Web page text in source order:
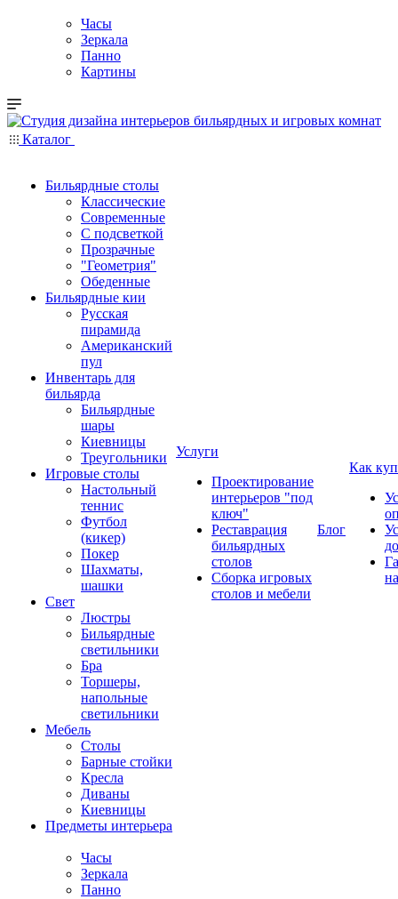
Часы
Зеркала
Панно
Картины
Каталог
Бильярдные столы
Классические
Современные
С подсветкой
Прозрачные
"Геометрия"
Обеденные
Бильярдные кии
Русская
пирамида
Американский
пул
Инвентарь для
бильярда
Бильярдные
шары
Киевницы
Треугольники
Игровые столы
Настольный
теннис
Футбол
(кикер)
Покер
Шахматы,
шашки
Свет
Люстры
Бильярдные
светильники
Бра
Торшеры,
напольные
светильники
Мебель
Столы
Барные стойки
Кресла
Диваны
Киевницы
Предметы интерьера
Часы
Зеркала
Панно
Услуги
Проектирование
интерьеров "под
ключ"
Реставрация
бильярдных
столов
Сборка игровых
столов и мебели
Блог
Как